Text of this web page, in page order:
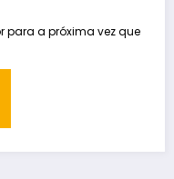
para a próxima vez que